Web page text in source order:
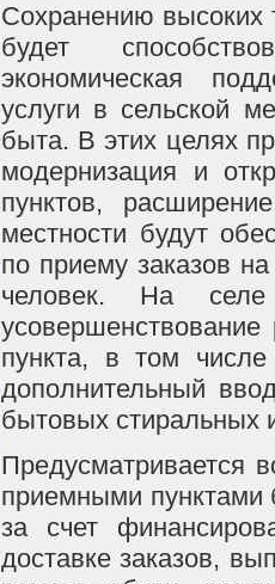
Сохранению высоких
будет
экономическая
услуги в сельской
быта. В этих целях
модернизация и
пунктов,
местности будут
по приему заказов
человек. На селе
пункта, в том
дополнительный
бытовых стиральных
Предусматривается
приемными пунктами
за счет
доставке заказов,